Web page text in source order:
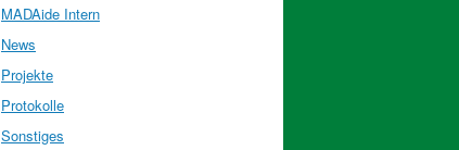
MADAide Intern
News
Projekte
Protokolle
Sonstiges